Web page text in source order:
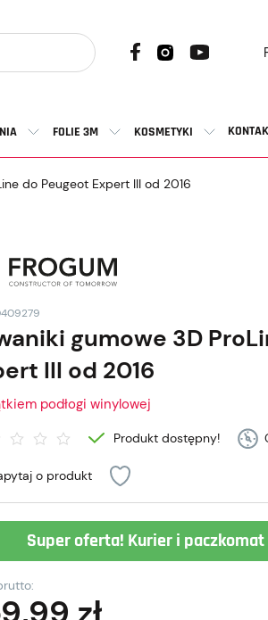
FOLIE 3M KOSMETYKI
do Peugeot Expert III od 2016
gumowe 3D
III od 2016
podłogi winylowej
Produkt dostępny!
o produkt
Super oferta! Kurier i paczkomat